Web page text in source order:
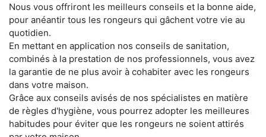
Nous vous offriront les meilleurs conseils et la bonne aide,
pour anéantir tous les rongeurs qui gâchent votre vie au
quotidien.
En mettant en application nos conseils de sanitation,
combinés à la prestation de nos professionnels, vous avez
la garantie de ne plus avoir à cohabiter avec les rongeurs
dans votre maison.
Grâce aux conseils avisés de nos spécialistes en matière
de règles d'hygiène, vous pourrez adopter les meilleures
habitudes pour éviter que les rongeurs ne soient attirés